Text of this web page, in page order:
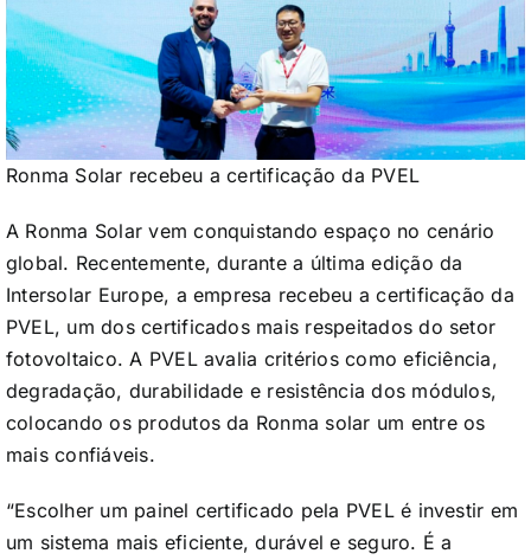
Ronma Solar recebeu a certificação da PVEL
A Ronma Solar vem conquistando espaço no cenário
global. Recentemente, durante a última edição da
Intersolar Europe, a empresa recebeu a certificação da
PVEL, um dos certificados mais respeitados do setor
fotovoltaico. A PVEL avalia critérios como eficiência,
degradação, durabilidade e resistência dos módulos,
colocando os produtos da Ronma solar um entre os
mais confiáveis.
“Escolher um painel certificado pela PVEL é investir em
um sistema mais eficiente, durável e seguro. É a